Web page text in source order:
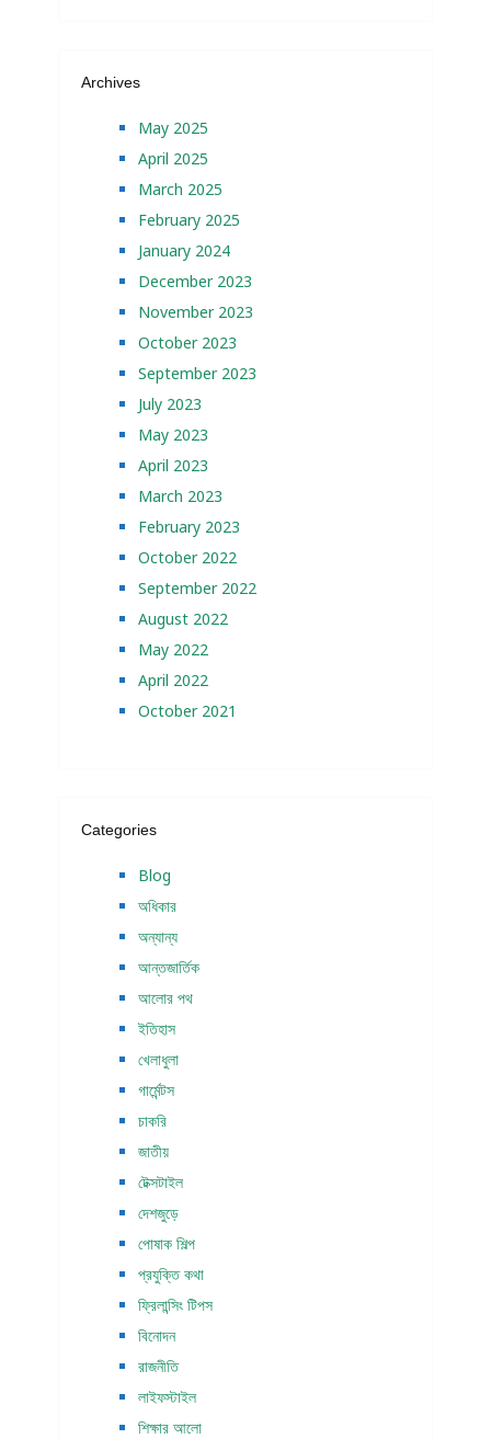
Archives
May 2025
April 2025
March 2025
February 2025
January 2024
December 2023
November 2023
October 2023
September 2023
July 2023
May 2023
April 2023
March 2023
February 2023
October 2022
September 2022
August 2022
May 2022
April 2022
October 2021
Categories
Blog
অধিকার
অন্যান্য
আন্তজার্তিক
আলোর পথ
ইতিহাস
খেলাধুলা
গার্মেন্টস
চাকরি
জাতীয়
টেক্সটাইল
দেশজুড়ে
পোষাক শিল্প
প্রযুক্তি কথা
ফ্রিলান্সিং টিপস
বিনোদন
রাজনীতি
লাইফস্টাইল
শিক্ষার আলো